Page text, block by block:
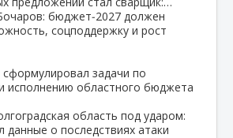
бюджет‑2027 должен
соцподдержку и рост
задачи по
исполнению областного бюджета
область под ударом:
данные о последствиях атаки